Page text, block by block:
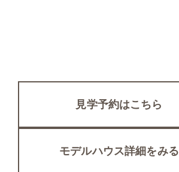
見学予約はこちら
モデルハウス詳細をみる